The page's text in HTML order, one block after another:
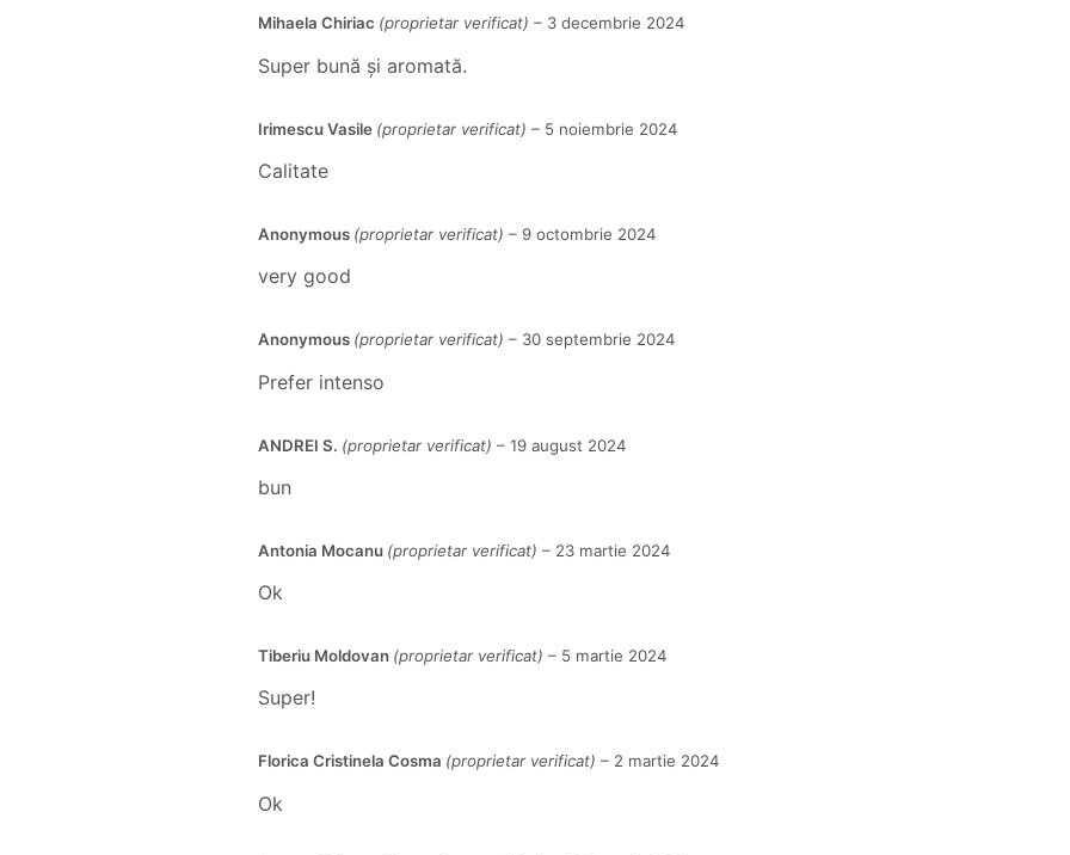
Mihaela Chiriac (proprietar verificat) – 3 decembrie 2024
Super bună și aromată.
Irimescu Vasile (proprietar verificat) – 5 noiembrie 2024
Calitate
Anonymous (proprietar verificat) – 9 octombrie 2024
very good
Anonymous (proprietar verificat) – 30 septembrie 2024
Prefer intenso
ANDREI S. (proprietar verificat) – 19 august 2024
bun
Antonia Mocanu (proprietar verificat) – 23 martie 2024
Ok
Tiberiu Moldovan (proprietar verificat) – 5 martie 2024
Super!
Florica Cristinela Cosma (proprietar verificat) – 2 martie 2024
Ok